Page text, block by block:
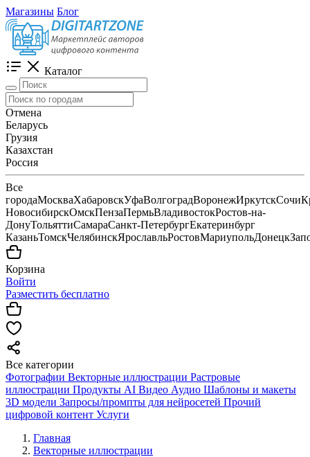
Магазины Блог
Каталог
Отмена
Беларусь
Грузия
Казахстан
Россия
Все
городаМоскваХабаровскУфаВолгоградВоронежИркутскСочи
НовосибирскОмскПензаПермьВладивостокРостов-на-
ДонуТольяттиСамараСанкт-ПетербургЕкатеринбург
КазаньТомскЧелябинскЯрославльРостовМариупольДонецк
Корзина
Войти
Разместить бесплатно
Все категории
Фотографии Векторные иллюстрации Растровые
иллюстрации Продукты AI Видео Аудио Шаблоны и макеты
3D модели Запросы/промпты для нейросетей Прочий
цифровой контент Услуги
Главная
Векторные иллюстрации